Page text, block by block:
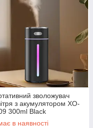
зволожувач
з акумулятором XO-
300ml Black
в наявності